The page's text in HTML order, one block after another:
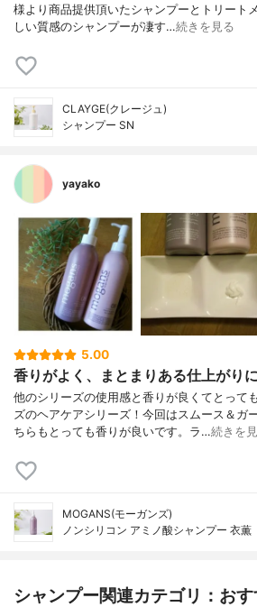
様より商品提供頂いたシャンプーとトリート
しい質感のシャンプーが凄す…続きを見る
CLAYGE(クレージュ)
シャンプー SN
yayako
5.00
香りがよく、まとまりある仕上がりに
他のシリーズの使用感と香りが良くてとって
ズのヘアケアシリーズ！今回はスムース＆ガ
ちらもとっても香りが良いです。ラ…続きを
MOGANS(モーガンズ)
ノンシリコン アミノ酸シャンプー 衣薫
シャンプー関連カテゴリ：お